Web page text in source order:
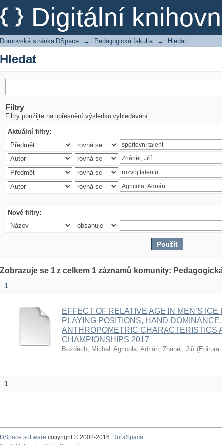
Digitální
Hledat
Domovská stránka DSpace → Pedagogická fakulta → Hledat
Hledat
Filtry
Filtry použijte na upřesnění výsledků vyhledávání.
Aktuální filtry:
Nové filtry:
Zobrazuje se 1 z celkem 1 záznamů komunity:
1
EFFECT OF RELATIVE AGE IN MEN’S
PLAYING POSITIONS, HAND
ANTHROPOMETRIC CHARACTERISTICS
CHAMPIONSHIPS 2017
Bozděch, Michal ; Agricola, Adrián; Zháněl, Jiří (Editura
1
DSpace software copyright © 2002-2016
DuraSpace